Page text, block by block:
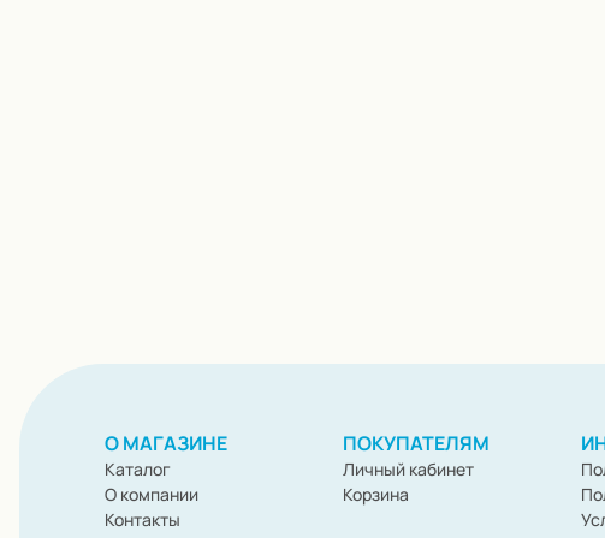
О МАГАЗИНЕ
Каталог
О компании
Контакты
ПОКУПАТЕЛЯМ
Личный кабинет
Корзина